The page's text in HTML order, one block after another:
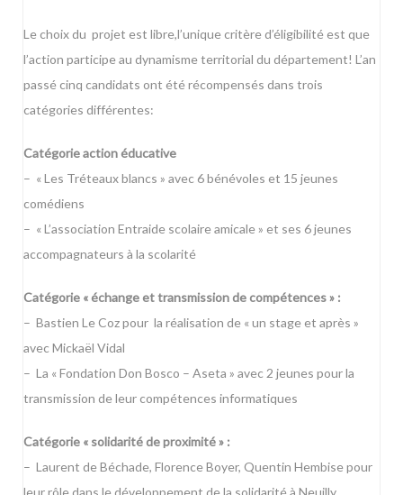
Le choix du projet est libre,l’unique critère d’éligibilité est que
l’action participe au dynamisme territorial du département! L’an
passé cinq candidats ont été récompensés dans trois
catégories différentes:
Catégorie action éducative
– « Les Tréteaux blancs » avec 6 bénévoles et 15 jeunes
comédiens
– « L’association Entraide scolaire amicale » et ses 6 jeunes
accompagnateurs à la scolarité
Catégorie « échange et transmission de compétences » :
– Bastien Le Coz pour la réalisation de « un stage et après »
avec Mickaël Vidal
– La « Fondation Don Bosco – Aseta » avec 2 jeunes pour la
transmission de leur compétences informatiques
Catégorie « solidarité de proximité » :
– Laurent de Béchade, Florence Boyer, Quentin Hembise pour